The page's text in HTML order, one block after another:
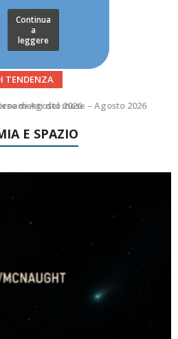
Continua
a
leggere
TENDENZA
del mese – Agosto 2026
E SPAZIO